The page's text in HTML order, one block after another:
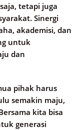
tetapi juga
Sinergi
akademisi, dan
untuk
dan
pihak harus
semakin maju,
kita bisa
generasi